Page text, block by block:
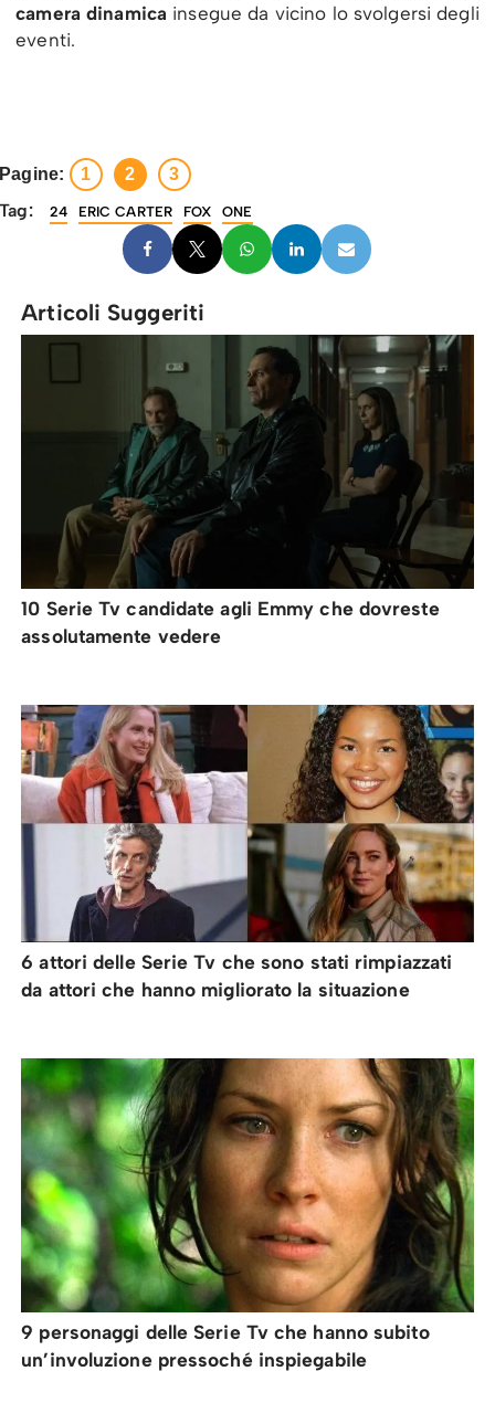
camera dinamica insegue da vicino lo svolgersi degli
eventi.
Pagine: 1 2 3
Tag: 24 ERIC CARTER FOX ONE
Articoli Suggeriti
10 Serie Tv candidate agli Emmy che dovreste
assolutamente vedere
6 attori delle Serie Tv che sono stati rimpiazzati
da attori che hanno migliorato la situazione
9 personaggi delle Serie Tv che hanno subito
un’involuzione pressoché inspiegabile